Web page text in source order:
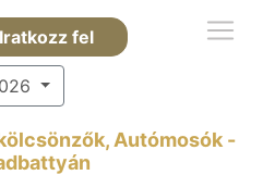
Iratkozz fel
Autómosók -